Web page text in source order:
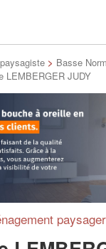
> Basse
LEMBERGER JUDY
paysager